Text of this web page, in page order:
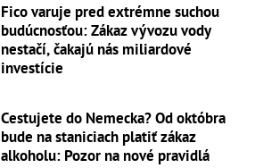
Fico varuje pred extrémne suchou
budúcnosťou: Zákaz vývozu vody
nestačí, čakajú nás miliardové
investície
Cestujete do Nemecka? Od októbra
bude na staniciach platiť zákaz
alkoholu: Pozor na nové pravidlá